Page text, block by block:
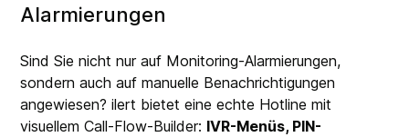
Alarmierungen
Sind Sie nicht nur auf Monitoring-Alarmierungen,
sondern auch auf manuelle Benachrichtigungen
angewiesen? ilert bietet eine echte Hotline mit
visuellem Call-Flow-Builder: IVR-Menüs, PIN-